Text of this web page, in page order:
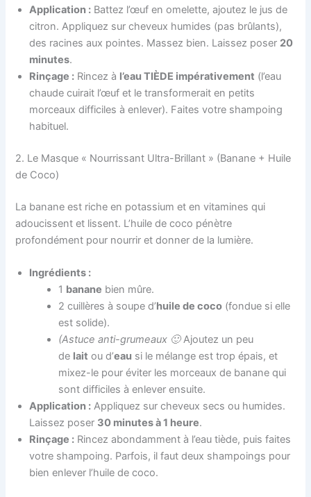
Application : Battez l’œuf en omelette, ajoutez le jus de
citron. Appliquez sur cheveux humides (pas brûlants),
des racines aux pointes. Massez bien. Laissez poser 20
minutes.
Rinçage : Rincez à l’eau TIÈDE impérativement (l’eau
chaude cuirait l’œuf et le transformerait en petits
morceaux difficiles à enlever). Faites votre shampoing
habituel.
2. Le Masque « Nourrissant Ultra-Brillant » (Banane + Huile
de Coco)
La banane est riche en potassium et en vitamines qui
adoucissent et lissent. L’huile de coco pénètre
profondément pour nourrir et donner de la lumière.
Ingrédients :
1 banane bien mûre.
2 cuillères à soupe d’huile de coco (fondue si elle
est solide).
(Astuce anti-grumeaux 🙂Ajoutez un peu
de lait ou d’eau si le mélange est trop épais, et
mixez-le pour éviter les morceaux de banane qui
sont difficiles à enlever ensuite.
Application : Appliquez sur cheveux secs ou humides.
Laissez poser 30 minutes à 1 heure.
Rinçage : Rincez abondamment à l’eau tiède, puis faites
votre shampoing. Parfois, il faut deux shampoings pour
bien enlever l’huile de coco.